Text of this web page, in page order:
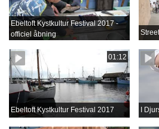
Ebeltoft Kystkultur Festival 2017 -
officiel åbning
01:12
Ebeltoft Kystkultur Festival 2017 I